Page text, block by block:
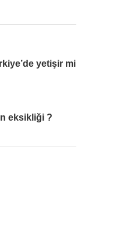
yetişir mi
eksikliği ?